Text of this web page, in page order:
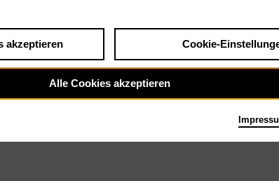
akzeptieren Cookie-
Alle Cookies akzeptieren